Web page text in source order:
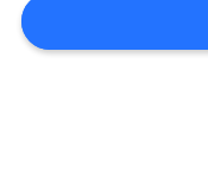
PLAN
DU